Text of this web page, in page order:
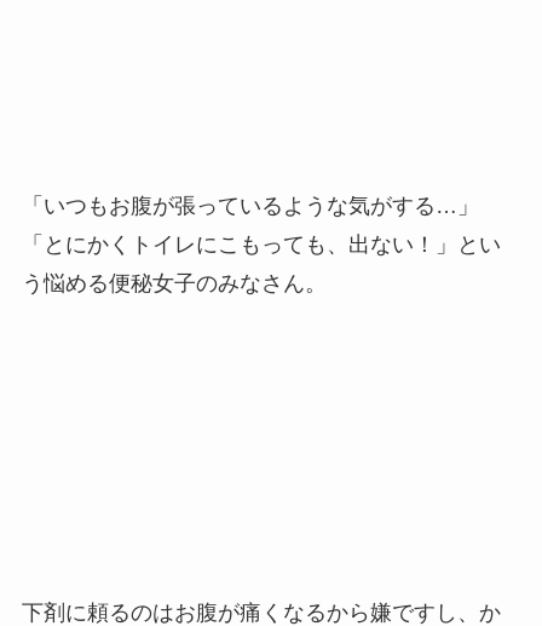
「いつもお腹が張っているような気がする…」
「とにかくトイレにこもっても、出ない！」とい
う悩める便秘女子のみなさん。
下剤に頼るのはお腹が痛くなるから嫌ですし、か